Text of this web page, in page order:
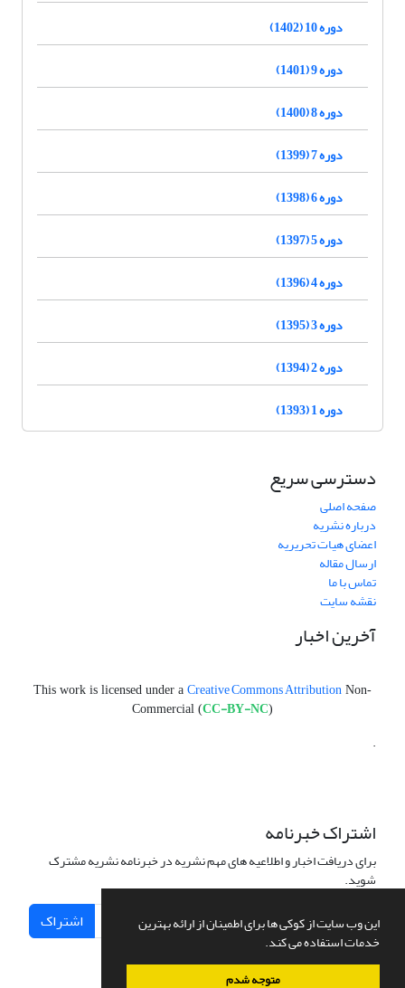
این وب سایت از کوکی ها برای اطمینان از ارائه بهترین
خدمات استفاده می کند.
متوجه شدم
دوره 10 (1402)
دوره 9 (1401)
دوره 8 (1400)
دوره 7 (1399)
دوره 6 (1398)
دوره 5 (1397)
دوره 4 (1396)
دوره 3 (1395)
دوره 2 (1394)
دوره 1 (1393)
دسترسی سریع
صفحه اصلی
درباره نشریه
اعضای هیات تحریریه
ارسال مقاله
تماس با ما
نقشه سایت
آخرین اخبار
This work is licensed under a Creative Commons Attribution Non-
Commercial (CC-BY-NC)
.
اشتراک خبرنامه
برای دریافت اخبار و اطلاعیه های مهم نشریه در خبرنامه نشریه مشترک
شوید.
اشتراک